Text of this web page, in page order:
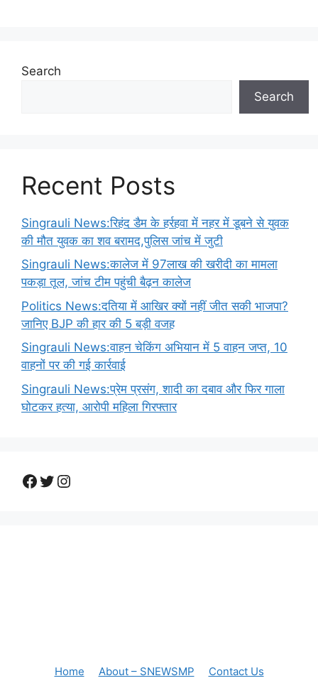
Search
Search
Recent Posts
Singrauli News:रिहंद डैम के हर्रहवा में नहर में डूबने से युवक
की मौत युवक का शव बरामद,पुलिस जांच में जुटी
Singrauli News:कालेज में 97लाख की खरीदी का मामला
पकड़ा तूल, जांच टीम पहुंची बैढ़न कालेज
Politics News:दतिया में आखिर क्यों नहीं जीत सकी भाजपा?
जानिए BJP की हार की 5 बड़ी वजह
Singrauli News:वाहन चेकिंग अभियान में 5 वाहन जप्त, 10
वाहनों पर की गई कार्रवाई
Singrauli News:प्रेम प्रसंग, शादी का दबाव और फिर गाला
घोटकर हत्या, आरोपी महिला गिरफ्तार
Facebook
Twitter
Instagram
Home About – SNEWSMP
Contact Us